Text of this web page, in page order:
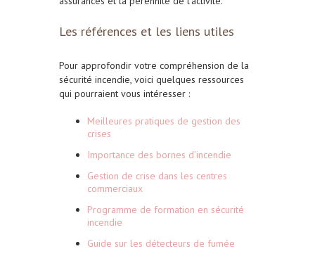
Les références et les liens utiles
Pour approfondir votre compréhension de la
sécurité incendie, voici quelques ressources
qui pourraient vous intéresser :
Meilleures pratiques de gestion des
crises
Importance des bornes d’incendie
Gestion de crise dans les centres
commerciaux
Programme de formation en sécurité
incendie
Guide sur les détecteurs de fumée